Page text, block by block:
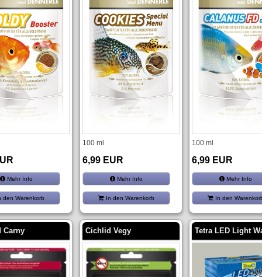
Mehr Info
den Warenkorb
100 ml
6,99 EUR
Mehr Info
In den Warenkorb
100 ml
6,99 EUR
Mehr Info
In den
Carny Cichlid Vegy Tetra LED Light